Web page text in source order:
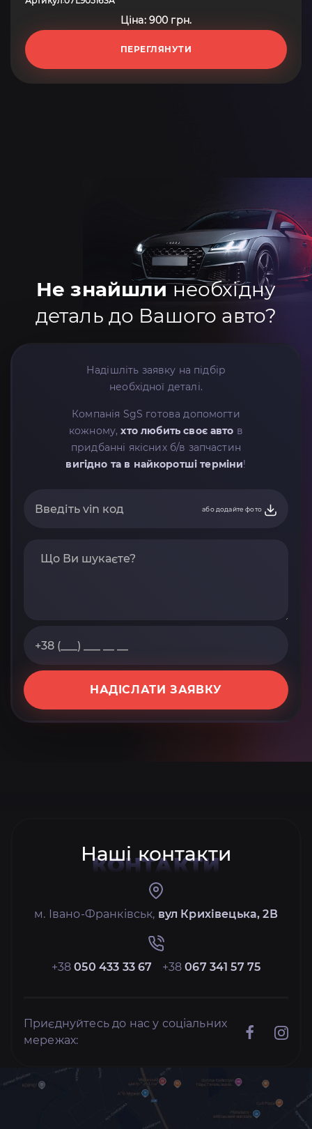
Ціна: 900 грн.
ПЕРЕГЛЯНУТИ
Не знайшлинеобхідну
деталь до Вашого авто?
Надішліть заявку на підбір
необхідної деталі.
Компанія SgS готова допомогти
кожному,хто любить своє авто в
придбанні якісних б/в запчастин
вигідно та в найкоротші терміни!
або додайте фото
НАДІСЛАТИ ЗАЯВКУ
Наші контакти
КОНТАКТИ
м. Івано-Франківськ, вул Крихівецька, 2В
+38050 433 33 67 +38067 341 57 75
Приєднуйтесь до нас у соціальних
мережах: